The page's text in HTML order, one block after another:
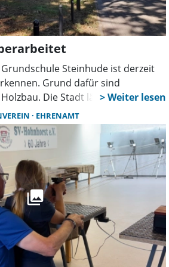
werden.
Steinhude ist derzeit
Grund dafür sind
Die Stadt lässt aktuell
überarbeiten. Ob sich daraus
des ersten Bauabschnitts
EHRENAMT